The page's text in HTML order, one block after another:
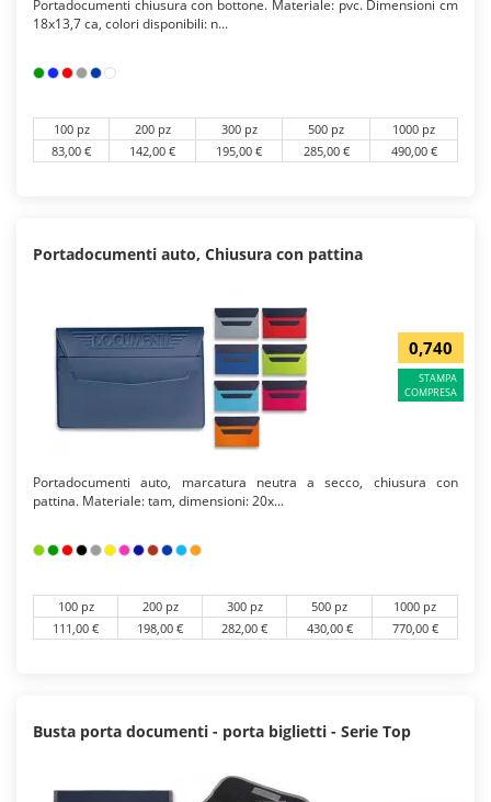
Portadocumenti chiusura con bottone. Materiale: pvc. Dimensioni cm
18x13,7 ca, colori disponibili: n...
100 pz 200 pz 300 pz 500 pz
1000 pz
83,00 €
142,00 € 195,00 € 285,00 € 490,00 €
Portadocumenti auto, Chiusura con pattina
0,740
STAMPA
COMPRESA
Portadocumenti auto, marcatura neutra a secco, chiusura con
pattina. Materiale: tam, dimensioni: 20x...
100 pz 200 pz 300 pz 500 pz
1000 pz
111,00 €
198,00 € 282,00 € 430,00 € 770,00 €
Busta porta documenti - porta biglietti - Serie Top